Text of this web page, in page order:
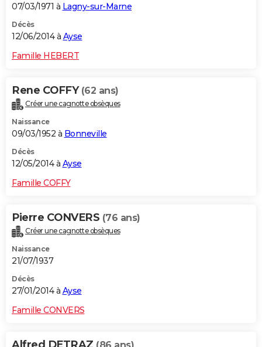
07/03/1971 à Lagny-sur-Marne
Décès
12/06/2014 à Ayse
Famille HEBERT
Rene COFFY (62 ans)
Créer une cagnotte obsèques
Naissance
09/03/1952 à Bonneville
Décès
12/05/2014 à Ayse
Famille COFFY
Pierre CONVERS (76 ans)
Créer une cagnotte obsèques
Naissance
21/07/1937
Décès
27/01/2014 à Ayse
Famille CONVERS